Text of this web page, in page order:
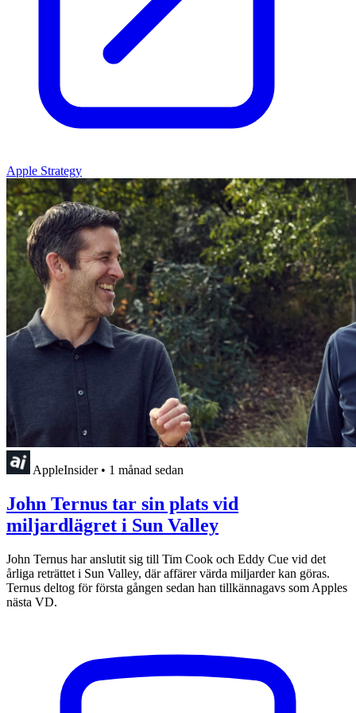
Apple Strategy
AppleInsider • 1 månad sedan
John Ternus tar sin plats vid
miljardlägret i Sun Valley
John Ternus har anslutit sig till Tim Cook och Eddy Cue vid det
årliga reträttet i Sun Valley, där affärer värda miljarder kan göras.
Ternus deltog för första gången sedan han tillkännagavs som Apples
nästa VD.